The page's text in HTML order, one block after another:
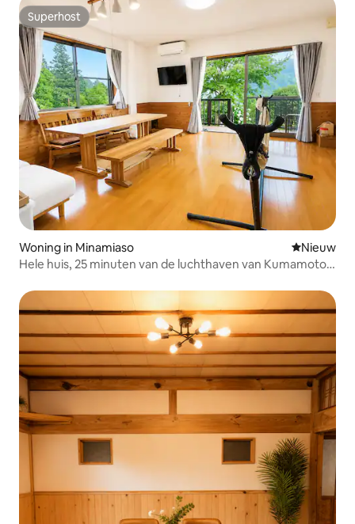
Superhost
Superhost
Woning in Minamiaso Nieuwe
Nieuw
Hele huis, 25 minuten van de luchthaven van Kumamoto,
wifi, parkeergelegenheid